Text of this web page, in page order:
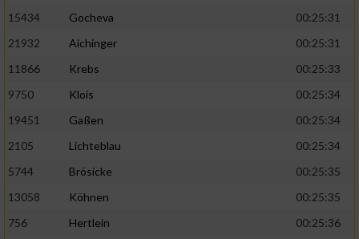
15434
Gocheva
00:25:31
21932
Aichinger
00:25:31
11866
Krebs
00:25:33
9750
Klois
00:25:34
19451
Gaßen
00:25:34
2105
Lichteblau
00:25:34
5744
Brösicke
00:25:35
13058
Köhnen
00:25:35
756
Hertlein
00:25:36